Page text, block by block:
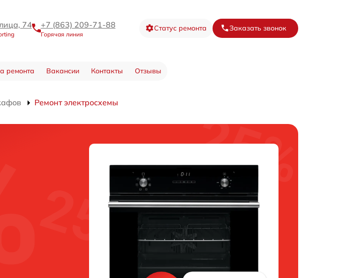
74 +7 (863) 209-71-88
Горячая линия
Статус ремонта Заказать звонок
ремонта Вакансии Контакты Отзывы
Ремонт электросхемы